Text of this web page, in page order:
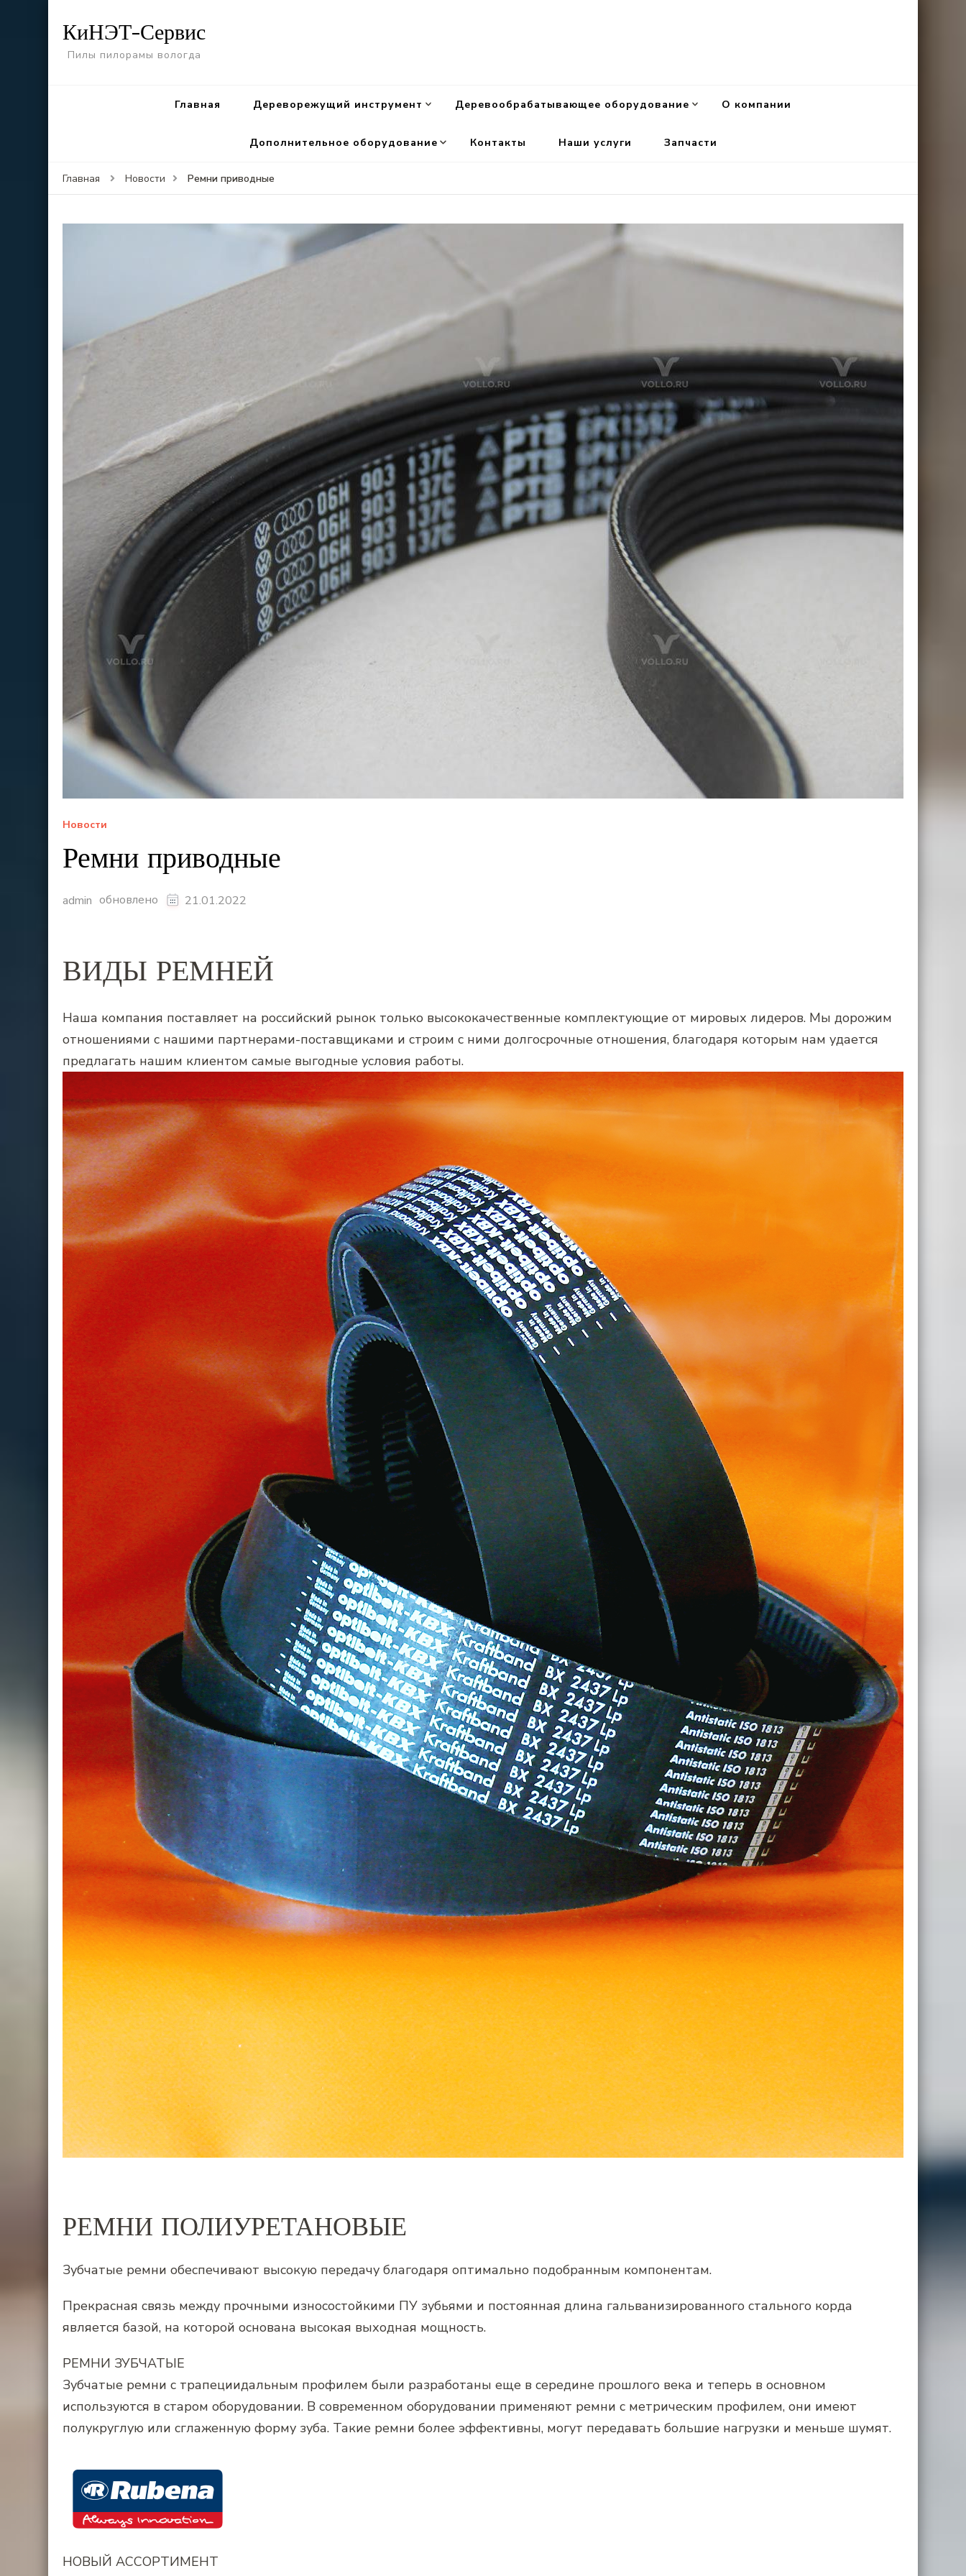
КиНЭТ-Сервис
Пилы пилорамы вологда
Главная Дереворежущий инструмент Деревообрабатывающее оборудование О компании
Дополнительное оборудование Контакты Наши услуги Запчасти
Главная Новости Ремни приводные
Новости
Ремни приводные
admin обновлено 21.01.2022
ВИДЫ РЕМНЕЙ
Наша компания поставляет на российский рынок только высококачественные комплектующие от мировых лидеров. Мы дорожим
отношениями с нашими партнерами-поставщиками и строим с ними долгосрочные отношения, благодаря которым нам удается
предлагать нашим клиентом самые выгодные условия работы.
РЕМНИ ПОЛИУРЕТАНОВЫЕ
Зубчатые ремни обеспечивают высокую передачу благодаря оптимально подобранным компонентам.
Прекрасная связь между прочными износостойкими ПУ зубьями и постоянная длина гальванизированного стального корда
является базой, на которой основана высокая выходная мощность.
РЕМНИ ЗУБЧАТЫЕ
Зубчатые ремни с трапециидальным профилем были разработаны еще в середине прошлого века и теперь в основном
используются в старом оборудовании. В современном оборудовании применяют ремни с метрическим профилем, они имеют
полукруглую или сглаженную форму зуба. Такие ремни более эффективны, могут передавать большие нагрузки и меньше шумят.
НОВЫЙ АССОРТИМЕНТ